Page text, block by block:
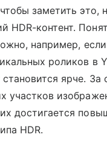
заметить это,
HDR-контент.
например,
роликов в
ярче. За
участков
достигается
HDR.